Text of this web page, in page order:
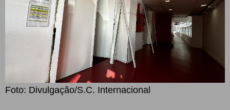
Foto: Divulgação/S.C. Internacional